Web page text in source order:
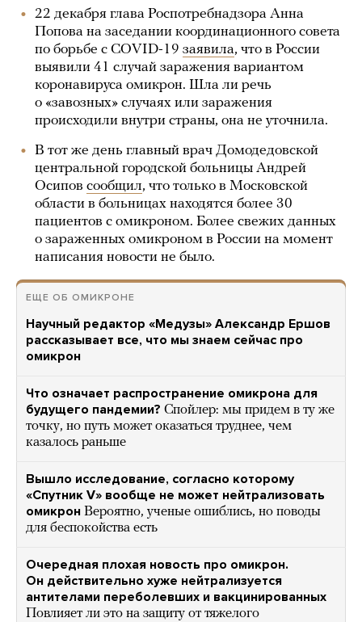
22 декабря глава Роспотребнадзора Анна
Попова на заседании координационного совета
по борьбе с COVID-19 заявила, что в России
выявили 41 случай заражения вариантом
коронавируса омикрон. Шла ли речь
о «завозных» случаях или заражения
происходили внутри страны, она не уточнила.
В тот же день главный врач Домодедовской
центральной городской больницы Андрей
Осипов сообщил, что только в Московской
области в больницах находятся более 30
пациентов с омикроном. Более свежих данных
о зараженных омикроном в России на момент
написания новости не было.
ЕЩЕ ОБ ОМИКРОНЕ
Научный редактор «Медузы» Александр Ершов
рассказывает все, что мы знаем сейчас про
омикрон
Что означает распространение омикрона для
будущего пандемии? Спойлер: мы придем в ту же
точку, но путь может оказаться труднее, чем
казалось раньше
Вышло исследование, согласно которому
«Спутник V» вообще не может нейтрализовать
омикрон Вероятно, ученые ошиблись, но поводы
для беспокойства есть
Очередная плохая новость про омикрон.
Он действительно хуже нейтрализуется
антителами переболевших и вакцинированных
Повлияет ли это на защиту от тяжелого